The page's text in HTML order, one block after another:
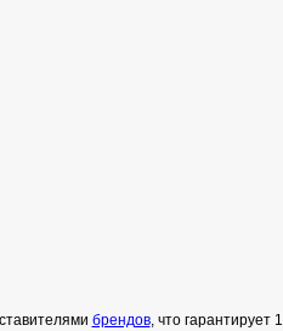
брендов, что гарантирует